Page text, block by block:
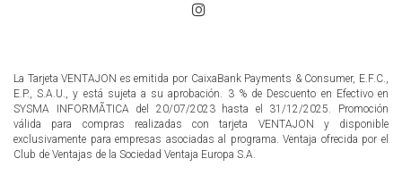
La Tarjeta VENTAJON es emitida por CaixaBank Payments & Consumer, E.F.C.,
E.P., S.A.U., y está sujeta a su aprobación. 3 % de Descuento en Efectivo en
SYSMA INFORMÃTICA del 20/07/2023 hasta el 31/12/2025. Promoción
válida para compras realizadas con tarjeta VENTAJON y disponible
exclusivamente para empresas asociadas al programa. Ventaja ofrecida por el
Club de Ventajas de la Sociedad Ventaja Europa S.A.